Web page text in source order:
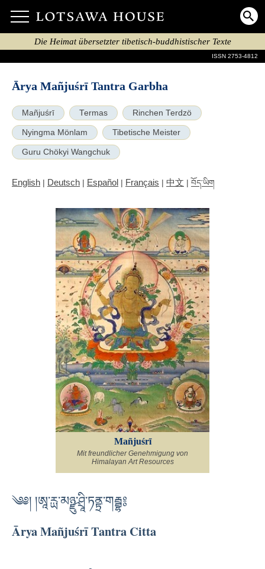
Die Heimat übersetzter tibetisch-buddhistischer Texte
ISSN 2753-4812
Ārya Mañjuśrī Tantra Garbha
Mañjuśrī Termas Rinchen Terdzö
Nyingma Mönlam Tibetische Meister
Guru Chökyi Wangchuk
English | Deutsch | Español | Français | 中文 | བོད་ཡིག
Mañjuśrī
Mit freundlicher Genehmigung von
Himalayan Art Resources
༄༅། །ཨཱ་རྻ་མཉྫུ་ཤྲཱི་ཏནྟྲ་གརྦྷ༔
Ārya Mañjuśrī Tantra Citta